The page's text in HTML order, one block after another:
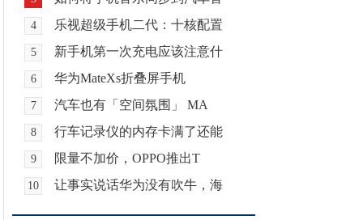
4 乐视超级手机二代：十核配置
5 新手机第一次充电应该注意什
6 华为MateXs折叠屏手机
7 汽车也有「空间氛围」 MA
8 行车记录仪的内存卡满了还能
9 限量不加价，OPPO推出T
10 让事实说话华为没有吹牛，海